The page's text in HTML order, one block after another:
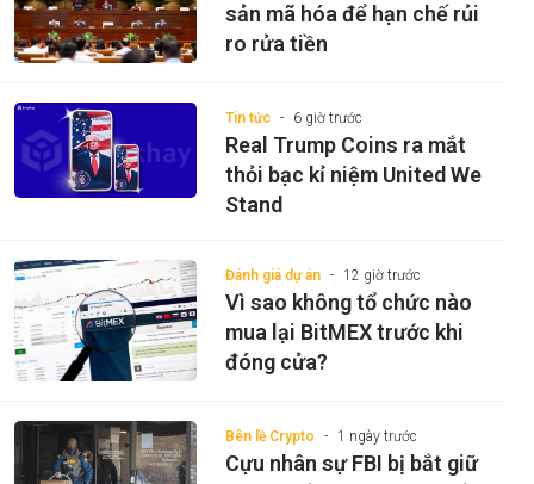
sản mã hóa để hạn chế rủi
ro rửa tiền
Tin tức 6 giờ trước
Real Trump Coins ra mắt
thỏi bạc kỉ niệm United We
Stand
Đánh giá dự án 12 giờ trước
Vì sao không tổ chức nào
mua lại BitMEX trước khi
đóng cửa?
Bên lề Crypto 1 ngày trước
Cựu nhân sự FBI bị bắt giữ